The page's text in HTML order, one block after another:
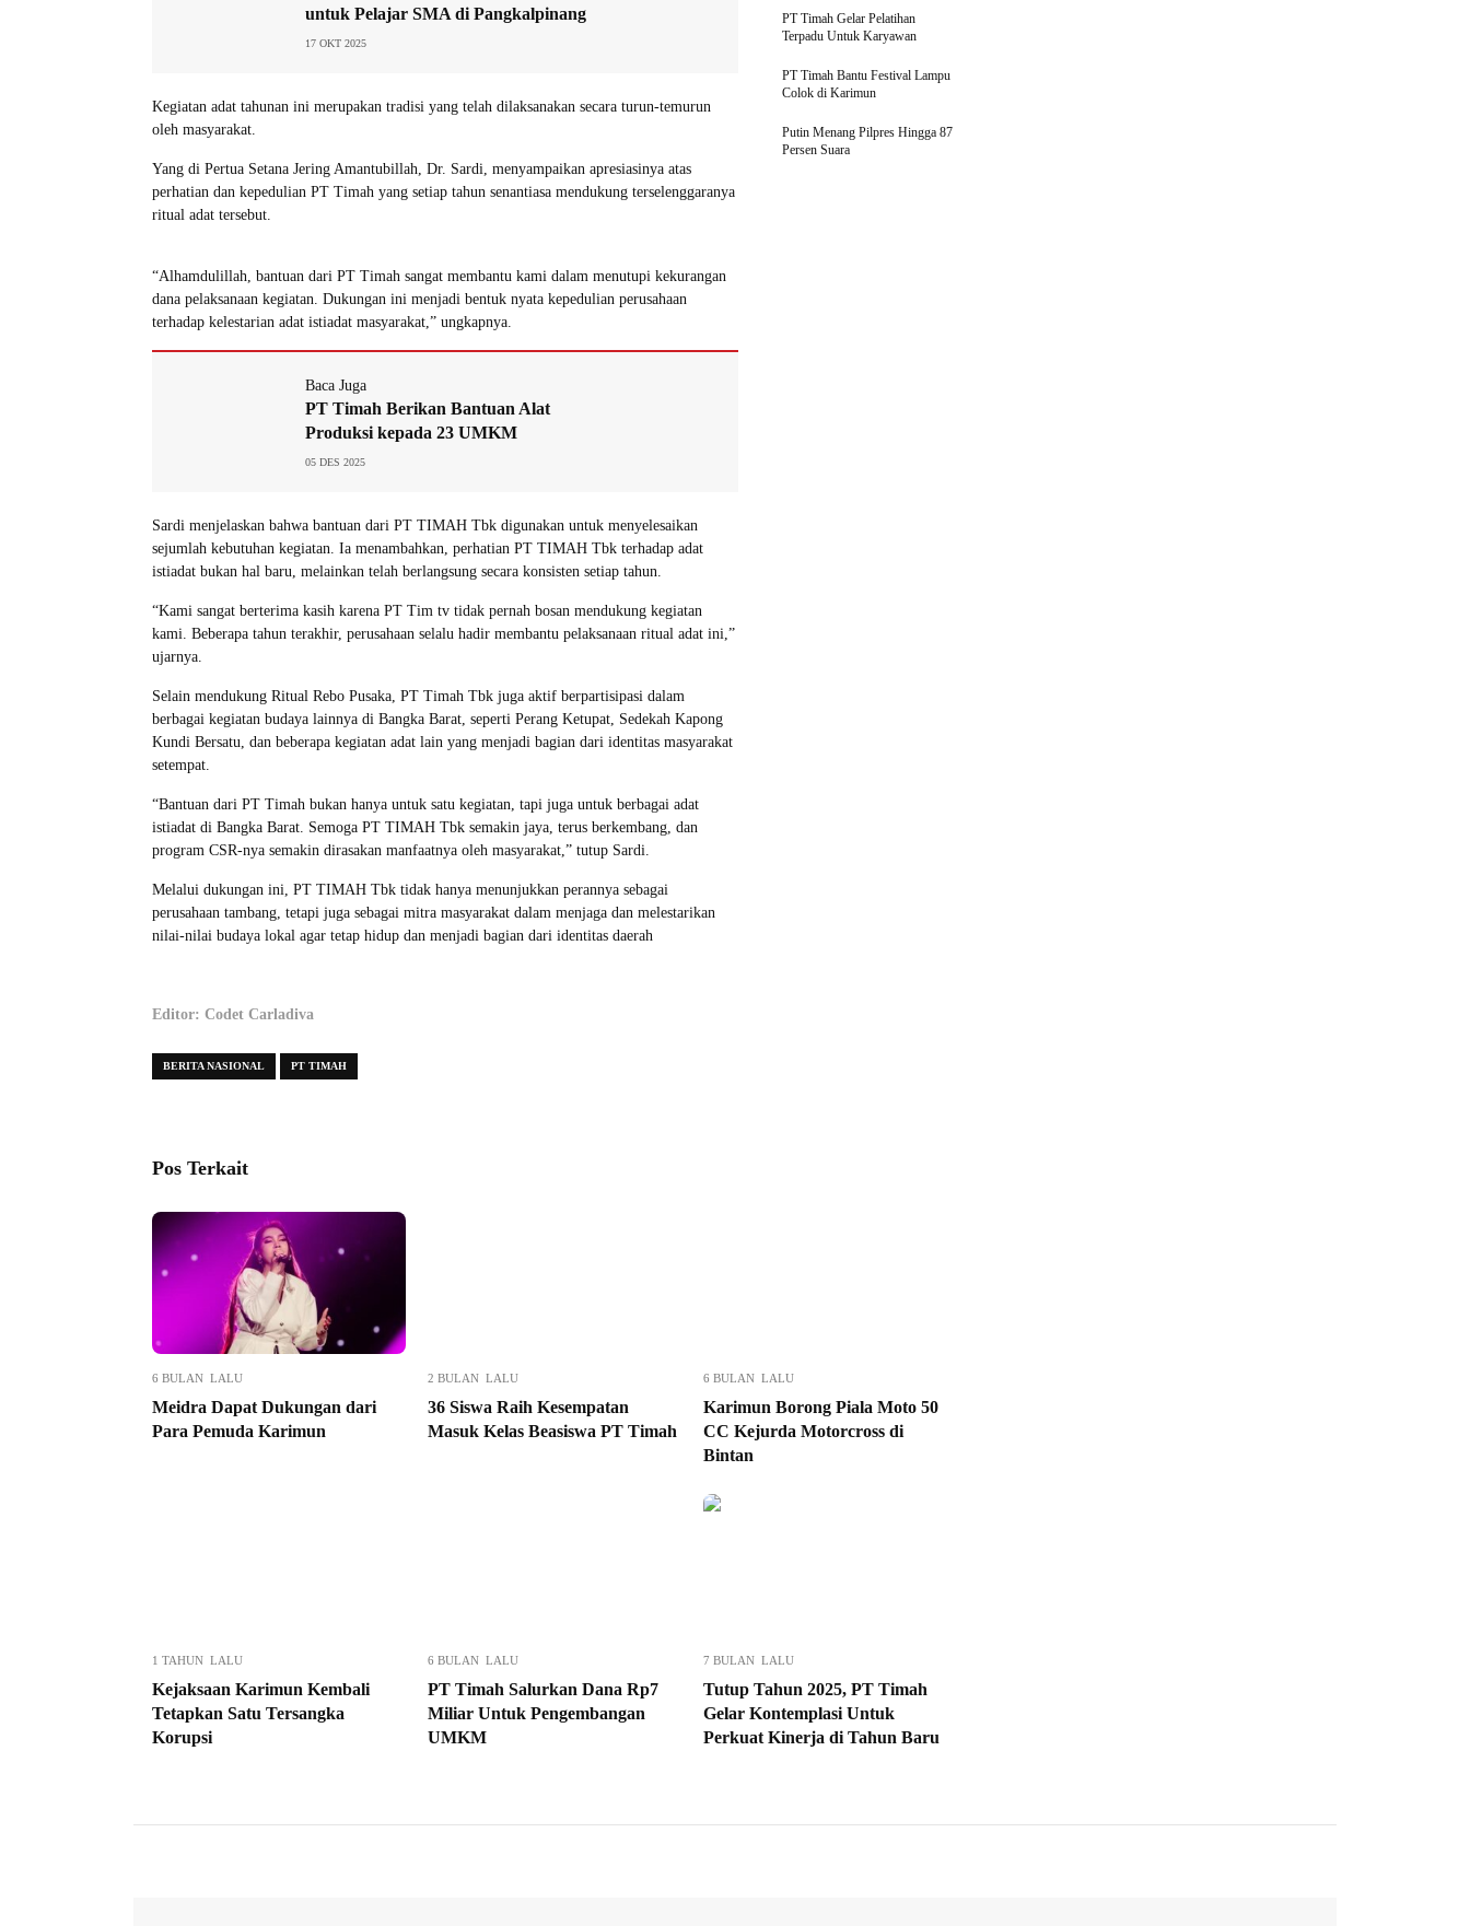
untuk Pelajar SMA di Pangkalpinang
17 OKT 2025
Kegiatan adat tahunan ini merupakan tradisi yang telah dilaksanakan secara turun-temurun
oleh masyarakat.
Yang di Pertua Setana Jering Amantubillah, Dr. Sardi, menyampaikan apresiasinya atas
perhatian dan kepedulian PT Timah yang setiap tahun senantiasa mendukung terselenggaranya
ritual adat tersebut.
“Alhamdulillah, bantuan dari PT Timah sangat membantu kami dalam menutupi kekurangan
dana pelaksanaan kegiatan. Dukungan ini menjadi bentuk nyata kepedulian perusahaan
terhadap kelestarian adat istiadat masyarakat,” ungkapnya.
Baca Juga
PT Timah Berikan Bantuan Alat
Produksi kepada 23 UMKM
05 DES 2025
Sardi menjelaskan bahwa bantuan dari PT TIMAH Tbk digunakan untuk menyelesaikan
sejumlah kebutuhan kegiatan. Ia menambahkan, perhatian PT TIMAH Tbk terhadap adat
istiadat bukan hal baru, melainkan telah berlangsung secara konsisten setiap tahun.
“Kami sangat berterima kasih karena PT Tim tv tidak pernah bosan mendukung kegiatan
kami. Beberapa tahun terakhir, perusahaan selalu hadir membantu pelaksanaan ritual adat ini,”
ujarnya.
Selain mendukung Ritual Rebo Pusaka, PT Timah Tbk juga aktif berpartisipasi dalam
berbagai kegiatan budaya lainnya di Bangka Barat, seperti Perang Ketupat, Sedekah Kapong
Kundi Bersatu, dan beberapa kegiatan adat lain yang menjadi bagian dari identitas masyarakat
setempat.
“Bantuan dari PT Timah bukan hanya untuk satu kegiatan, tapi juga untuk berbagai adat
istiadat di Bangka Barat. Semoga PT TIMAH Tbk semakin jaya, terus berkembang, dan
program CSR-nya semakin dirasakan manfaatnya oleh masyarakat,” tutup Sardi.
Melalui dukungan ini, PT TIMAH Tbk tidak hanya menunjukkan perannya sebagai
perusahaan tambang, tetapi juga sebagai mitra masyarakat dalam menjaga dan melestarikan
nilai-nilai budaya lokal agar tetap hidup dan menjadi bagian dari identitas daerah
Editor: Codet Carladiva
BERITA NASIONAL PT TIMAH
PT Timah Gelar Pelatihan
Terpadu Untuk Karyawan
PT Timah Bantu Festival Lampu
Colok di Karimun
Putin Menang Pilpres Hingga 87
Persen Suara
Pos Terkait
6 BULAN LALU
Meidra Dapat Dukungan dari
Para Pemuda Karimun
2 BULAN LALU
36 Siswa Raih Kesempatan
Masuk Kelas Beasiswa PT Timah
6 BULAN LALU
Karimun Borong Piala Moto 50
CC Kejurda Motorcross di
Bintan
1 TAHUN LALU
Kejaksaan Karimun Kembali
Tetapkan Satu Tersangka
Korupsi
6 BULAN LALU
PT Timah Salurkan Dana Rp7
Miliar Untuk Pengembangan
UMKM
7 BULAN LALU
Tutup Tahun 2025, PT Timah
Gelar Kontemplasi Untuk
Perkuat Kinerja di Tahun Baru